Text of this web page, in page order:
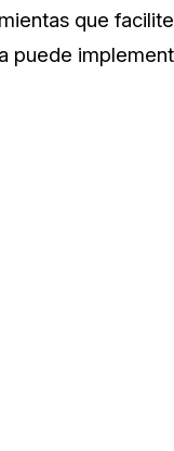
de
de miles de archivos
correo electrónico y
que
puede